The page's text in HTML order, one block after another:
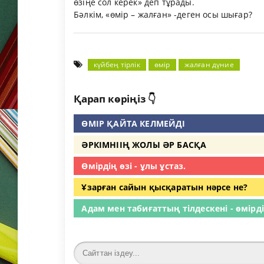
Бәлкім, «өмір – жалған» -деген осы шығар?
күйбең тірлік өмір жалған дүние
Қарап көріңіз 👇
ӨМІР ҚАЙТА КЕЛМЕЙДІ
ӘРКІМНІІҢ ЖОЛЫ ӘР БАСҚА
Өмірдің өзі - ұлы ұстаз.
Ұзарған сайын қысқаратын нәрсе не?
Адам мен табиғаттың тілдескені -